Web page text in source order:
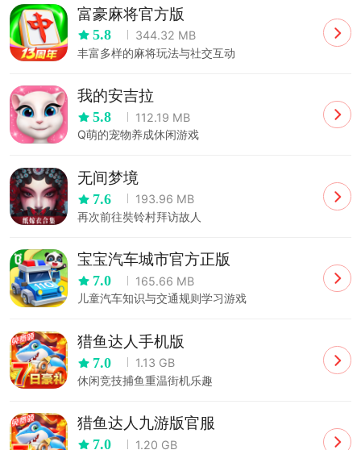
富豪麻将官方版
5.8
344.32 MB
丰富多样的麻将玩法与社交互动
我的安吉拉
5.8
112.19 MB
Q萌的宠物养成休闲游戏
无间梦境
7.6
193.96 MB
再次前往奘铃村拜访故人
宝宝汽车城市官方正版
7.0
165.66 MB
儿童汽车知识与交通规则学习游戏
猎鱼达人手机版
7.0
1.13 GB
休闲竞技捕鱼重温街机乐趣
猎鱼达人九游版官服
7.0
1.20 GB